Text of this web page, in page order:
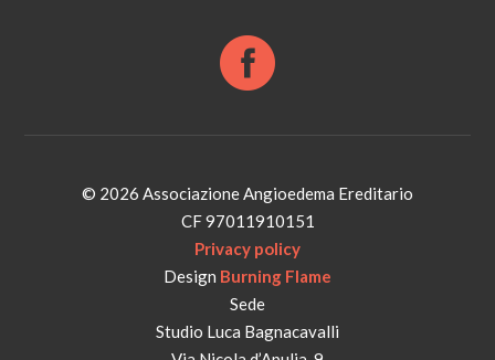
© 2026 Associazione Angioedema Ereditario
CF 97011910151
Privacy policy
Design Burning Flame
Sede
Studio Luca Bagnacavalli